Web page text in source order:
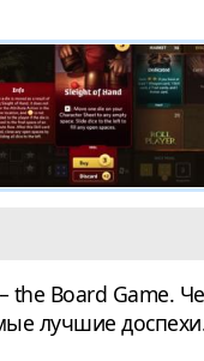
the Board Game.
лучшие